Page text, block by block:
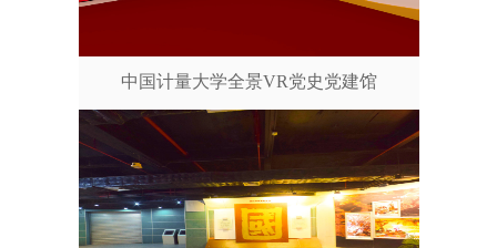
中国计量大学全景VR党史党建馆